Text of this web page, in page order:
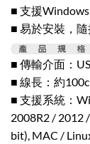
■ 支援
■ 易於安裝，
■ 傳輸介面：
■ 線長：約
■ 支援系統：
2008R2 / 2012
bit), MAC /